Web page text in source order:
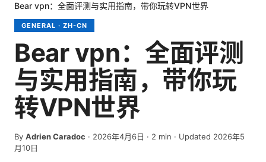
Bear vpn：全面评测与实用指南，带你玩转VPN世界
GENERAL · ZH-CN
Bear vpn：全面评测
与实用指南，带你玩
转VPN世界
By Adrien Caradoc · 2026年4月6日 · 2 min · Updated 2026年5
月10日